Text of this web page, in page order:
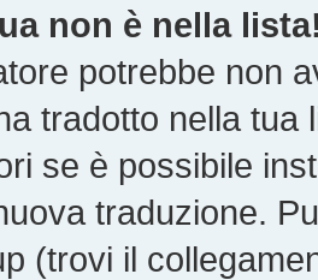
non è nella
potrebbe non
tradotto nella tua
se è possibile
traduzione.
(trovi il